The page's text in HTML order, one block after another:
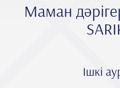
Маман
Ішкі